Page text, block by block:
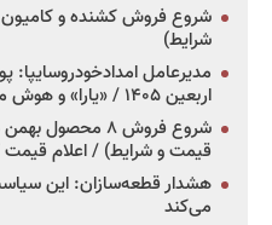
شرایط)
اربعین ۱۴۰۵ / «یارا» و هوش مصنوعی به خدمت زائران آمد
قیمت و شرایط) / اعلام قیمت
هشدار قطعه‌سازان: این
می‌کند